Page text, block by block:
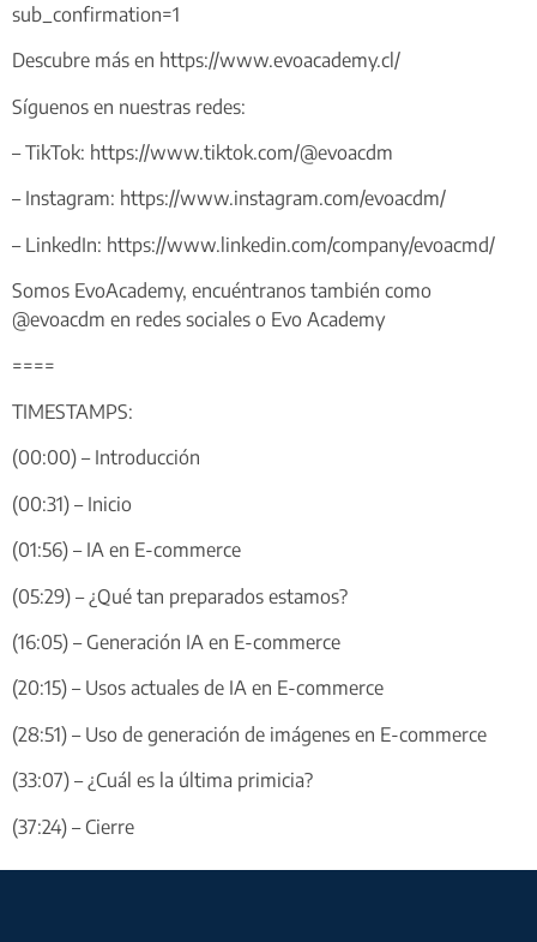
sub_confirmation=1
Descubre más en https://www.evoacademy.cl/
Síguenos en nuestras redes:
– TikTok: https://www.tiktok.com/@evoacdm
– Instagram: https://www.instagram.com/evoacdm/
– LinkedIn: https://www.linkedin.com/company/evoacmd/
Somos EvoAcademy, encuéntranos también como
@evoacdm en redes sociales o Evo Academy
====
TIMESTAMPS:
(00:00) – Introducción
(00:31) – Inicio
(01:56) – IA en E-commerce
(05:29) – ¿Qué tan preparados estamos?
(16:05) – Generación IA en E-commerce
(20:15) – Usos actuales de IA en E-commerce
(28:51) – Uso de generación de imágenes en E-commerce
(33:07) – ¿Cuál es la última primicia?
(37:24) – Cierre